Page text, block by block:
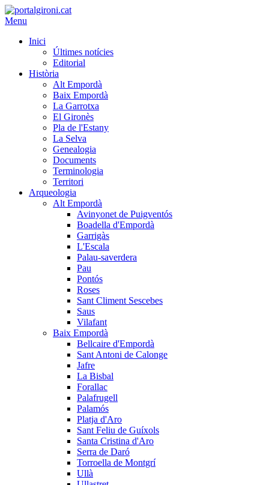
Menu
Inici
Últimes notícies
Editorial
Història
Alt Empordà
Baix Empordà
La Garrotxa
El Gironès
Pla de l'Estany
La Selva
Genealogia
Documents
Terminologia
Territori
Arqueologia
Alt Empordà
Avinyonet de Puigventós
Boadella d'Empordà
Garrigàs
L'Escala
Palau-saverdera
Pau
Pontós
Roses
Sant Climent Sescebes
Saus
Vilafant
Baix Empordà
Bellcaire d'Empordà
Sant Antoni de Calonge
Jafre
La Bisbal
Forallac
Palafrugell
Palamós
Platja d'Aro
Sant Feliu de Guíxols
Santa Cristina d'Aro
Serra de Daró
Torroella de Montgrí
Ullà